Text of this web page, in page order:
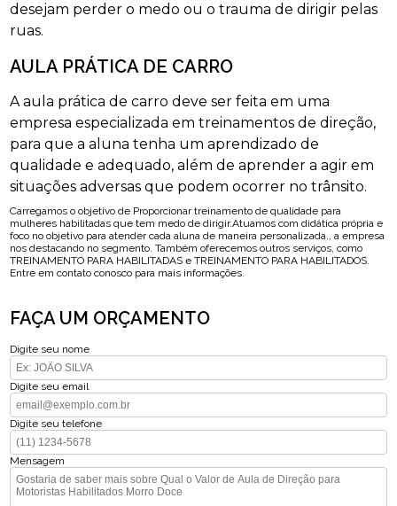
desejam perder o medo ou o trauma de dirigir pelas
ruas.
AULA PRÁTICA DE CARRO
A aula prática de carro deve ser feita em uma
empresa especializada em treinamentos de direção,
para que a aluna tenha um aprendizado de
qualidade e adequado, além de aprender a agir em
situações adversas que podem ocorrer no trânsito.
Carregamos o objetivo de Proporcionar treinamento de qualidade para
mulheres habilitadas que tem medo de dirigir.Atuamos com didática própria e
foco no objetivo para atender cada aluna de maneira personalizada., a empresa
nos destacando no segmento. Também oferecemos outros serviços, como
TREINAMENTO PARA HABILITADAS e TREINAMENTO PARA HABILITADOS.
Entre em contato conosco para mais informações.
FAÇA UM ORÇAMENTO
Digite seu nome
Digite seu email
Digite seu telefone
Mensagem